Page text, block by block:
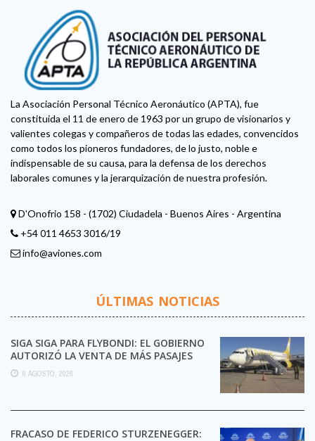
La Asociación Personal Técnico Aeronáutico (APTA), fue
constituida el 11 de enero de 1963 por un grupo de visionarios y
valientes colegas y compañeros de todas las edades, convencidos
como todos los pioneros fundadores, de lo justo, noble e
indispensable de su causa, para la defensa de los derechos
laborales comunes y la jerarquización de nuestra profesión.
D'Onofrio 158 - (1702) Ciudadela - Buenos Aires - Argentina
+54 011 4653 3016/19
info@aviones.com
ÚLTIMAS NOTICIAS
SIGA SIGA PARA FLYBONDI: EL GOBIERNO
AUTORIZÓ LA VENTA DE MÁS PASAJES
6 AGOSTO, 2026
FRACASO DE FEDERICO STURZENEGGER: